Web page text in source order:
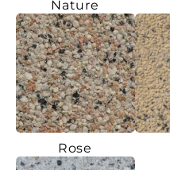
Nature
Rose